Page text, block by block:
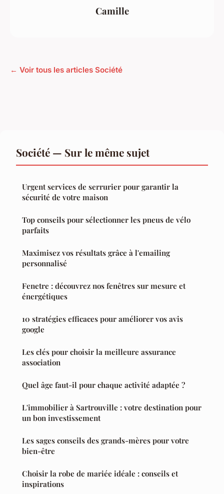
Camille
← Voir tous les articles Société
Société — Sur le même sujet
Urgent services de serrurier pour garantir la
sécurité de votre maison
Top conseils pour sélectionner les pneus de vélo
parfaits
Maximisez vos résultats grâce à l'emailing
personnalisé
Fenetre : découvrez nos fenêtres sur mesure et
énergétiques
10 stratégies efficaces pour améliorer vos avis
google
Les clés pour choisir la meilleure assurance
association
Quel âge faut-il pour chaque activité adaptée ?
L'immobilier à Sartrouville : votre destination pour
un bon investissement
Les sages conseils des grands-mères pour votre
bien-être
Choisir la robe de mariée idéale : conseils et
inspirations